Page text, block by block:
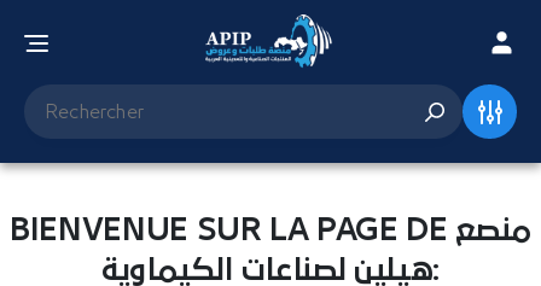
BIENVENUE SUR LA PAGE DE منصع
هيلين لصناعات الكيماوية: